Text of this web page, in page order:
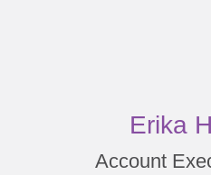
Erika
Account